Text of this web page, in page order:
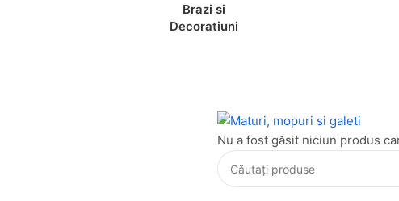
Brazi si
Decoratiuni
Nu a fost găsit niciun produs